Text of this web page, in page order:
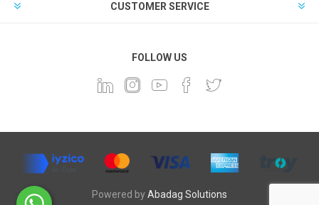
CUSTOMER SERVICE
FOLLOW US
Powered byAbadag Solutions